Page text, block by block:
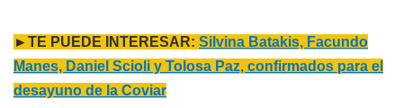
►TE PUEDE INTERESAR: Silvina Batakis, Facundo
Manes, Daniel Scioli y Tolosa Paz, confirmados para el
desayuno de la Coviar